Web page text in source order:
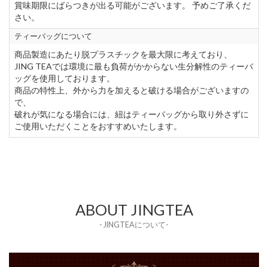
賞味期限にばらつきが出る可能がございます。 予めご了承くだ
さい。
ティーバッグについて
商品製造にあたり脱プラスチックを最大限に考えており、
JING TEAでは環境に最も負荷がかからない生分解性のティーバ
ッグを使用しております。
商品の特性上、外から力を加えると破ける場合がございますの
で、
破れが気になる場合には、紐はティーバッグから取り外さずに
ご使用いただくことをおすすめいたします。
ABOUT JINGTEA
- JINGTEAについて-